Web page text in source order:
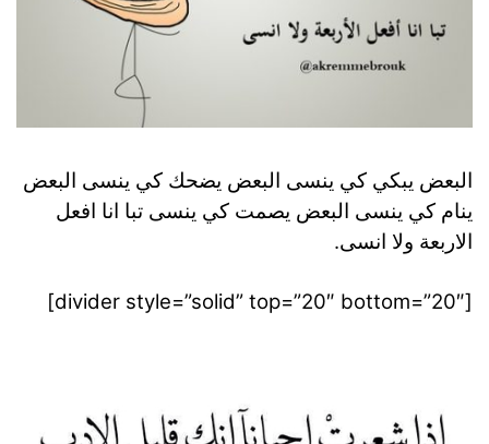
البعض يبكي كي ينسى البعض يضحك كي ينسى البعض
ينام كي ينسى البعض يصمت كي ينسى تبا انا افعل
الاربعة ولا انسى.
[divider style=”solid” top=”20″ bottom=”20″]